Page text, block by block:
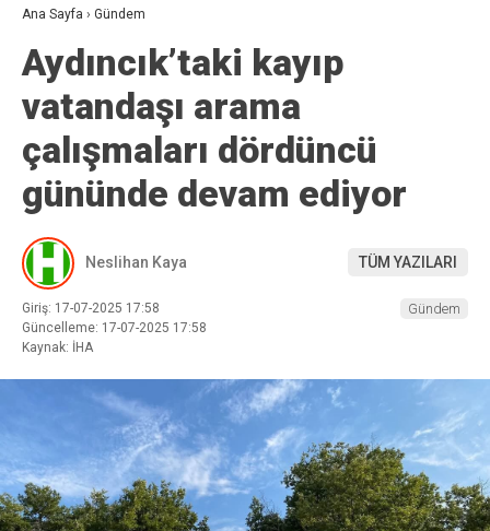
Ana Sayfa › Gündem
Aydıncık’taki kayıp
vatandaşı arama
çalışmaları dördüncü
gününde devam ediyor
Neslihan Kaya TÜM YAZILARI
Giriş: 17-07-2025 17:58
Güncelleme: 17-07-2025 17:58
Kaynak: İHA
Gündem